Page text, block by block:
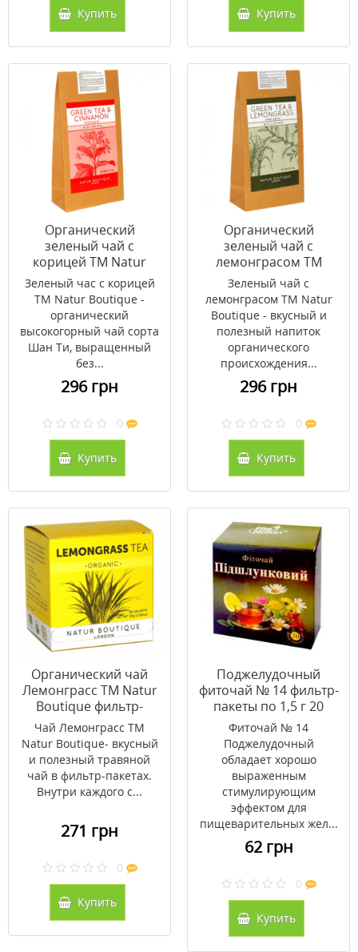
Купить Купить
Органический
зеленый чай с
корицей ТМ Natur
Boutiquе 50 г
Зеленый час с корицей
ТМ Natur Boutiquе -
органический
высокогорный чай сорта
Шан Ти, выращенный
без...
296 грн
0
Купить
Органический
зеленый чай с
лемонграсом ТМ
Natur Boutiquе 50 г
Зеленый чай с
лемонграсом ТМ Natur
Boutiquе - вкусный и
полезный напиток
органического
происхождения...
296 грн
0
Купить
Органический чай
Лемонграсс ТМ Natur
Boutiquе фильтр-
пакеты №20
Чай Лемонграсс ТМ
Natur Boutique- вкусный
и полезный травяной
чай в фильтр-пакетах.
Внутри каждого с...
271 грн
0
Купить
Поджелудочный
фиточай № 14 фильтр-
пакеты по 1,5 г 20
штук
Фиточай № 14
Поджелудочный
обладает хорошо
выраженным
стимулирующим
эффектом для
пищеварительных жел...
62 грн
0
Купить